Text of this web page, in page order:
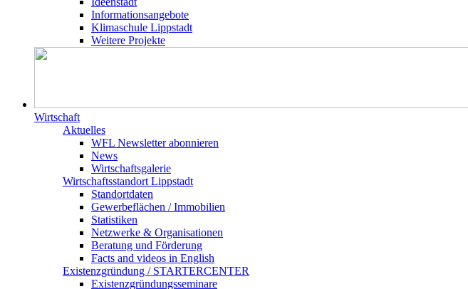
Informationsangebote
Klimaschule Lippstadt
Weitere Projekte
Wirtschaft
Aktuelles
WFL Newsletter abonnieren
News
Wirtschaftsgalerie
Wirtschafts­­standort Lippstadt
Standortdaten
Gewerbeflächen / Immobilien
Statistiken
Netzwerke & Organisationen
Beratung und Förderung
Facts and videos in English
Existenz­gründung / STARTERCENTER
Existenzgründungsseminare